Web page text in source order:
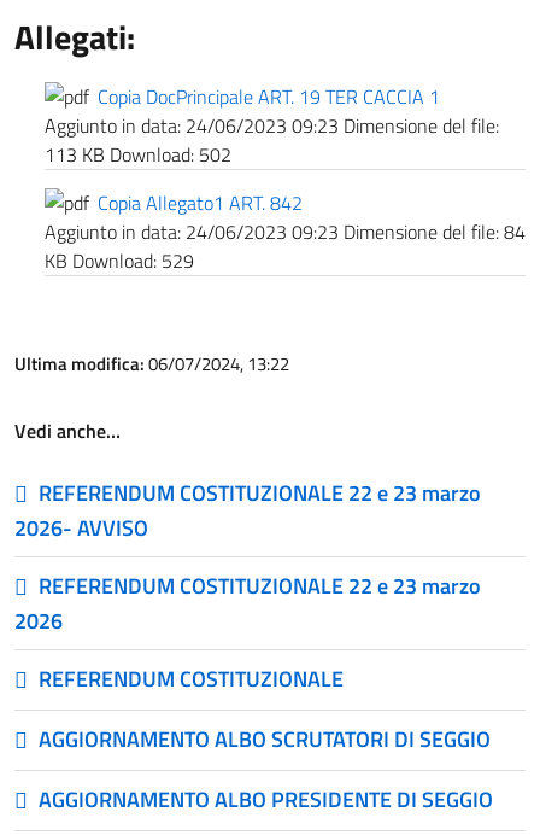
Allegati:
Copia DocPrincipale ART. 19 TER CACCIA 1
Aggiunto in data: 24/06/2023 09:23 Dimensione del file:
113 KB Download: 502
Copia Allegato1 ART. 842
Aggiunto in data: 24/06/2023 09:23 Dimensione del file:84
KB Download: 529
Ultima modifica:06/07/2024, 13:22
Vedi anche…
REFERENDUM COSTITUZIONALE 22 e 23 marzo
2026- AVVISO
REFERENDUM COSTITUZIONALE 22 e 23 marzo
2026
REFERENDUM COSTITUZIONALE
AGGIORNAMENTO ALBO SCRUTATORI DI SEGGIO
AGGIORNAMENTO ALBO PRESIDENTE DI SEGGIO